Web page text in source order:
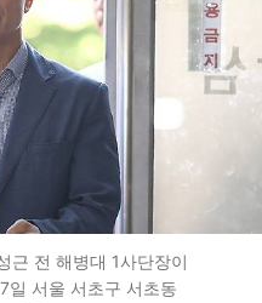
근 전 해병대 1사단장이
일 서울 서초구 서초동